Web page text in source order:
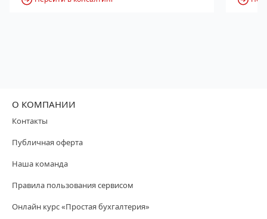
О КОМПАНИИ
Контакты
Публичная оферта
Наша команда
Правила пользования сервисом
Онлайн курс «Простая бухгалтерия»